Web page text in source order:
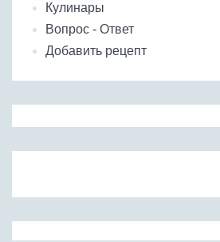
Кулинары
Вопрос - Ответ
Добавить рецепт